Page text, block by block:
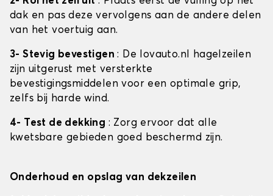
dak en pas deze vervolgens aan de andere delen
van het voertuig aan.
3- Stevig bevestigen: De lovauto.nl hagelzeilen
zijn uitgerust met versterkte
bevestigingsmiddelen voor een optimale grip,
zelfs bij harde wind.
4- Test de dekking : Zorg ervoor dat alle
kwetsbare gebieden goed beschermd zijn.
Onderhoud en opslag van dekzeilen